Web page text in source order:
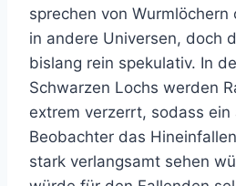
sprechen von Wurmlöchern
in andere Universen, doch
bislang rein spekulativ. In
Schwarzen Lochs werden
extrem verzerrt, sodass
Beobachter das
stark verlangsamt sehen